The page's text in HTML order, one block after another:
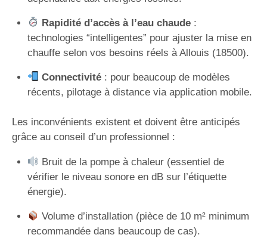
Rapidité d’accès à l’eau chaude:
technologies “intelligentes” pour ajuster la mise en
chauffe selon vos besoins réels à Allouis (18500).
Connectivité: pour beaucoup de modèles
récents, pilotage à distance via application mobile.
Les inconvénients existent et doivent être anticipés
grâce au conseil d’un professionnel :
Bruit de la pompe à chaleur (essentiel de
vérifier le niveau sonore en dB sur l’étiquette
énergie).
Volume d’installation (pièce de 10 m² minimum
recommandée dans beaucoup de cas).